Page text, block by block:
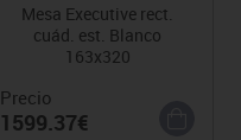
Mesa Executive rect.
cuád. est. Blanco
163x320
Precio
1599.37€